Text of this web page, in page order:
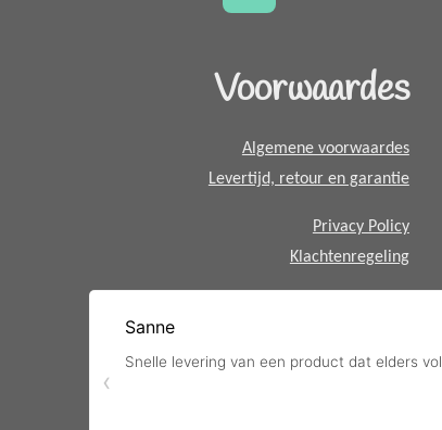
t
p
Voorwaardes
Algemene voorwaardes
Levertijd, retour en garantie
Privacy Policy
Klachtenregeling